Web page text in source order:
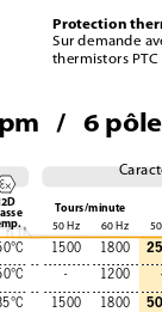
1500 1800
- 1200
1500 1800
Protection
Sur demande
thermistors
/ 6
II2D
Tours/minute
50 Hz 60 Hz